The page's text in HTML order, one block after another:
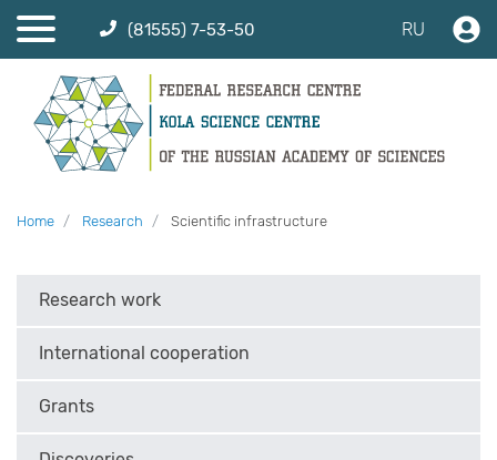
(81555) 7-53-50 RU
Home Research Scientific infrastructure
Research work
International cooperation
Grants